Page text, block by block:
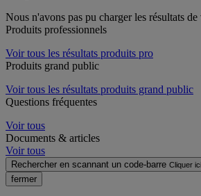
Nous n'avons pas pu charger les résultats
Produits professionnels
Voir tous les résultats produits pro
Produits grand public
Voir tous les résultats produits grand public
Questions fréquentes
Voir tous
Documents & articles
Voir tous
Rechercher en scannant un code-barre Cliquer ici
fermer